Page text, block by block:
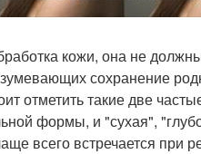
кожи, она не
сохранение
отметить такие две
формы, и "сухая",
всего встречается при